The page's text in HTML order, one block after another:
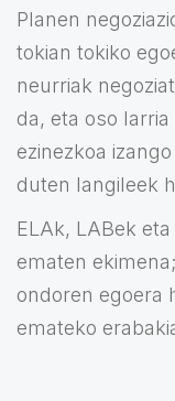
Planen
tokian tokiko
neurriak
da, eta oso
ezinezkoa
duten langileek
ELAk, LABek
ematen
ondoren egoera
emateko